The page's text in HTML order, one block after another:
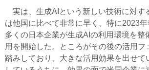
実は、生成AIという新しい技術に対す
は他国に比べて非常に早く、特に2023
多くの日本企業が生成AIの利用環境を整
用を開始した。ところがその後の活用フ
踏みしており、大きな活用効果を出せて